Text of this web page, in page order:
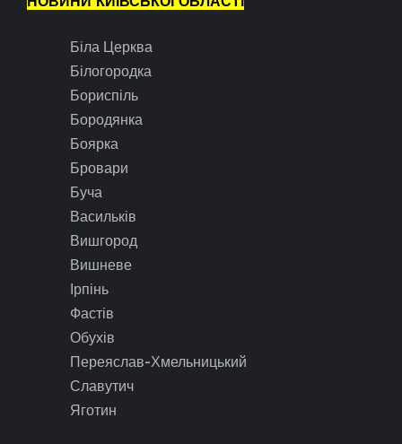
Біла Церква
Білогородка
Бориспіль
Бородянка
Боярка
Бровари
Буча
Васильків
Вишгород
Вишневе
Ірпінь
Фастів
Обухів
Переяслав-Хмельницький
Славутич
Яготин